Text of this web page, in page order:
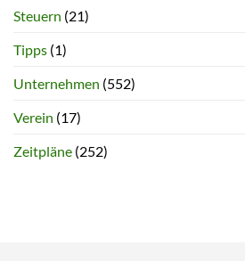
Steuern (21)
Tipps (1)
Unternehmen (552)
Verein (17)
Zeitpläne (252)